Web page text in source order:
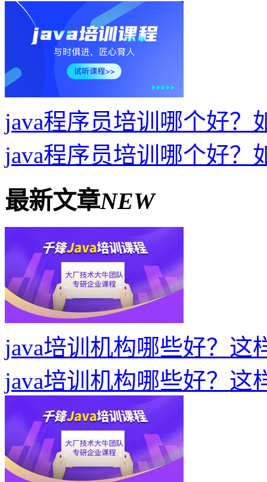
java程序员培训哪个好？
java程序员培训哪个好？
最新文章NEW
java培训机构哪些好？这
java培训机构哪些好？这